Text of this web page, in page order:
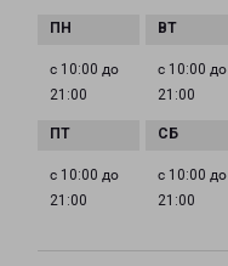
с 10:00 до
21:00
с 10:00 до
21:00
с 10:00 до
21:00
с 10:00 до
21:00